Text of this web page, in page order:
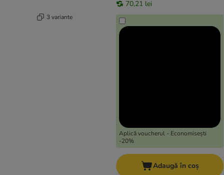
3 variante
70,21 lei
Aplică voucherul - Economisești
-20%
Adaugă în coș